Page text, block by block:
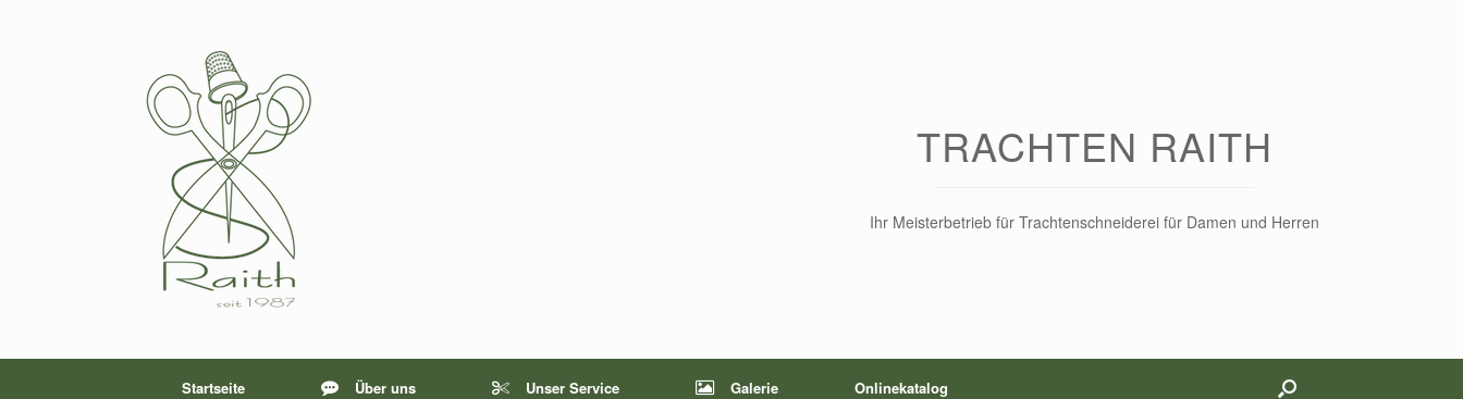
TRACHTEN RAITH
Ihr Meisterbetrieb für Trachtenschneiderei für Damen und Herren
Startseite Über uns Unser Service Galerie Onlinekatalog